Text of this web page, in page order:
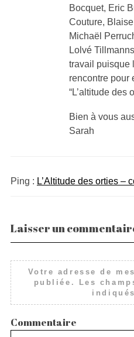
Bocquet, Eric
Couture,
Michaël
Lolvé
travail puisque
rencontre pour
“L’altitude des
Bien à vous
Sarah
Ping : L’Altitude des orties –
Laisser un
Votre adresse de
publiée.
Les
Commentaire